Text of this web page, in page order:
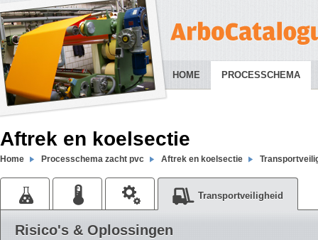
HOME PROCESSCHEMA
Aftrek en koelsectie
Home Processchema zacht pvc Aftrek en koelsectie
Transportveiligheid
Risico's & Oplossingen